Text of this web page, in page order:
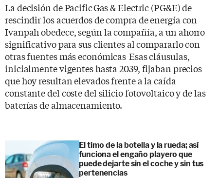
La decisión de Pacific Gas & Electric (PG&E) de
rescindir los acuerdos de compra de energía con
Ivanpah obedece, según la compañía, a un ahorro
significativo para sus clientes al compararlo con
otras fuentes más económicas Esas cláusulas,
inicialmente vigentes hasta 2039, fijaban precios
que hoy resultan elevados frente a la caída
constante del coste del silicio fotovoltaico y de las
baterías de almacenamiento.
El timo de la botella y la rueda; así
funciona el engaño playero que
puede dejarte sin el coche y sin tus
pertenencias